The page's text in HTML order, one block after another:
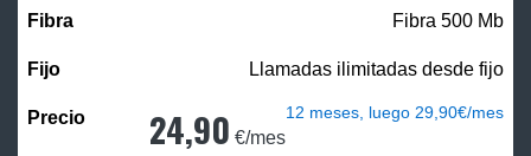
Fibra 500 Mb
Llamadas ilimitadas desde fijo
24,90 €/mes
12 meses, luego 29,90€/mes